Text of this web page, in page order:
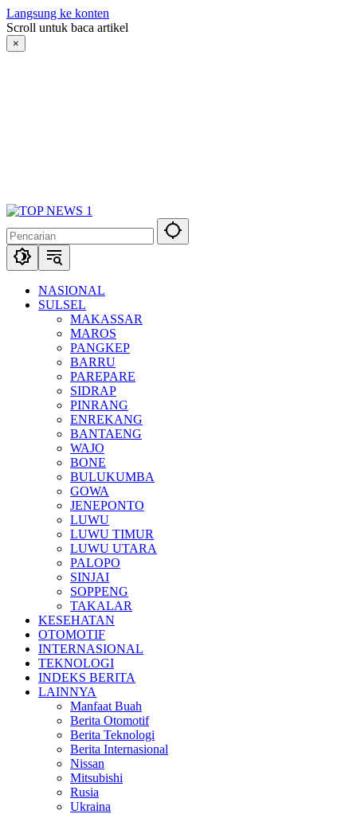
Langsung ke konten
Scroll untuk baca artikel
×
NASIONAL
SULSEL
MAKASSAR
MAROS
PANGKEP
BARRU
PAREPARE
SIDRAP
PINRANG
ENREKANG
BANTAENG
WAJO
BONE
BULUKUMBA
GOWA
JENEPONTO
LUWU
LUWU TIMUR
LUWU UTARA
PALOPO
SINJAI
SOPPENG
TAKALAR
KESEHATAN
OTOMOTIF
INTERNASIONAL
TEKNOLOGI
INDEKS BERITA
LAINNYA
Manfaat Buah
Berita Otomotif
Berita Teknologi
Berita Internasional
Nissan
Mitsubishi
Rusia
Ukraina